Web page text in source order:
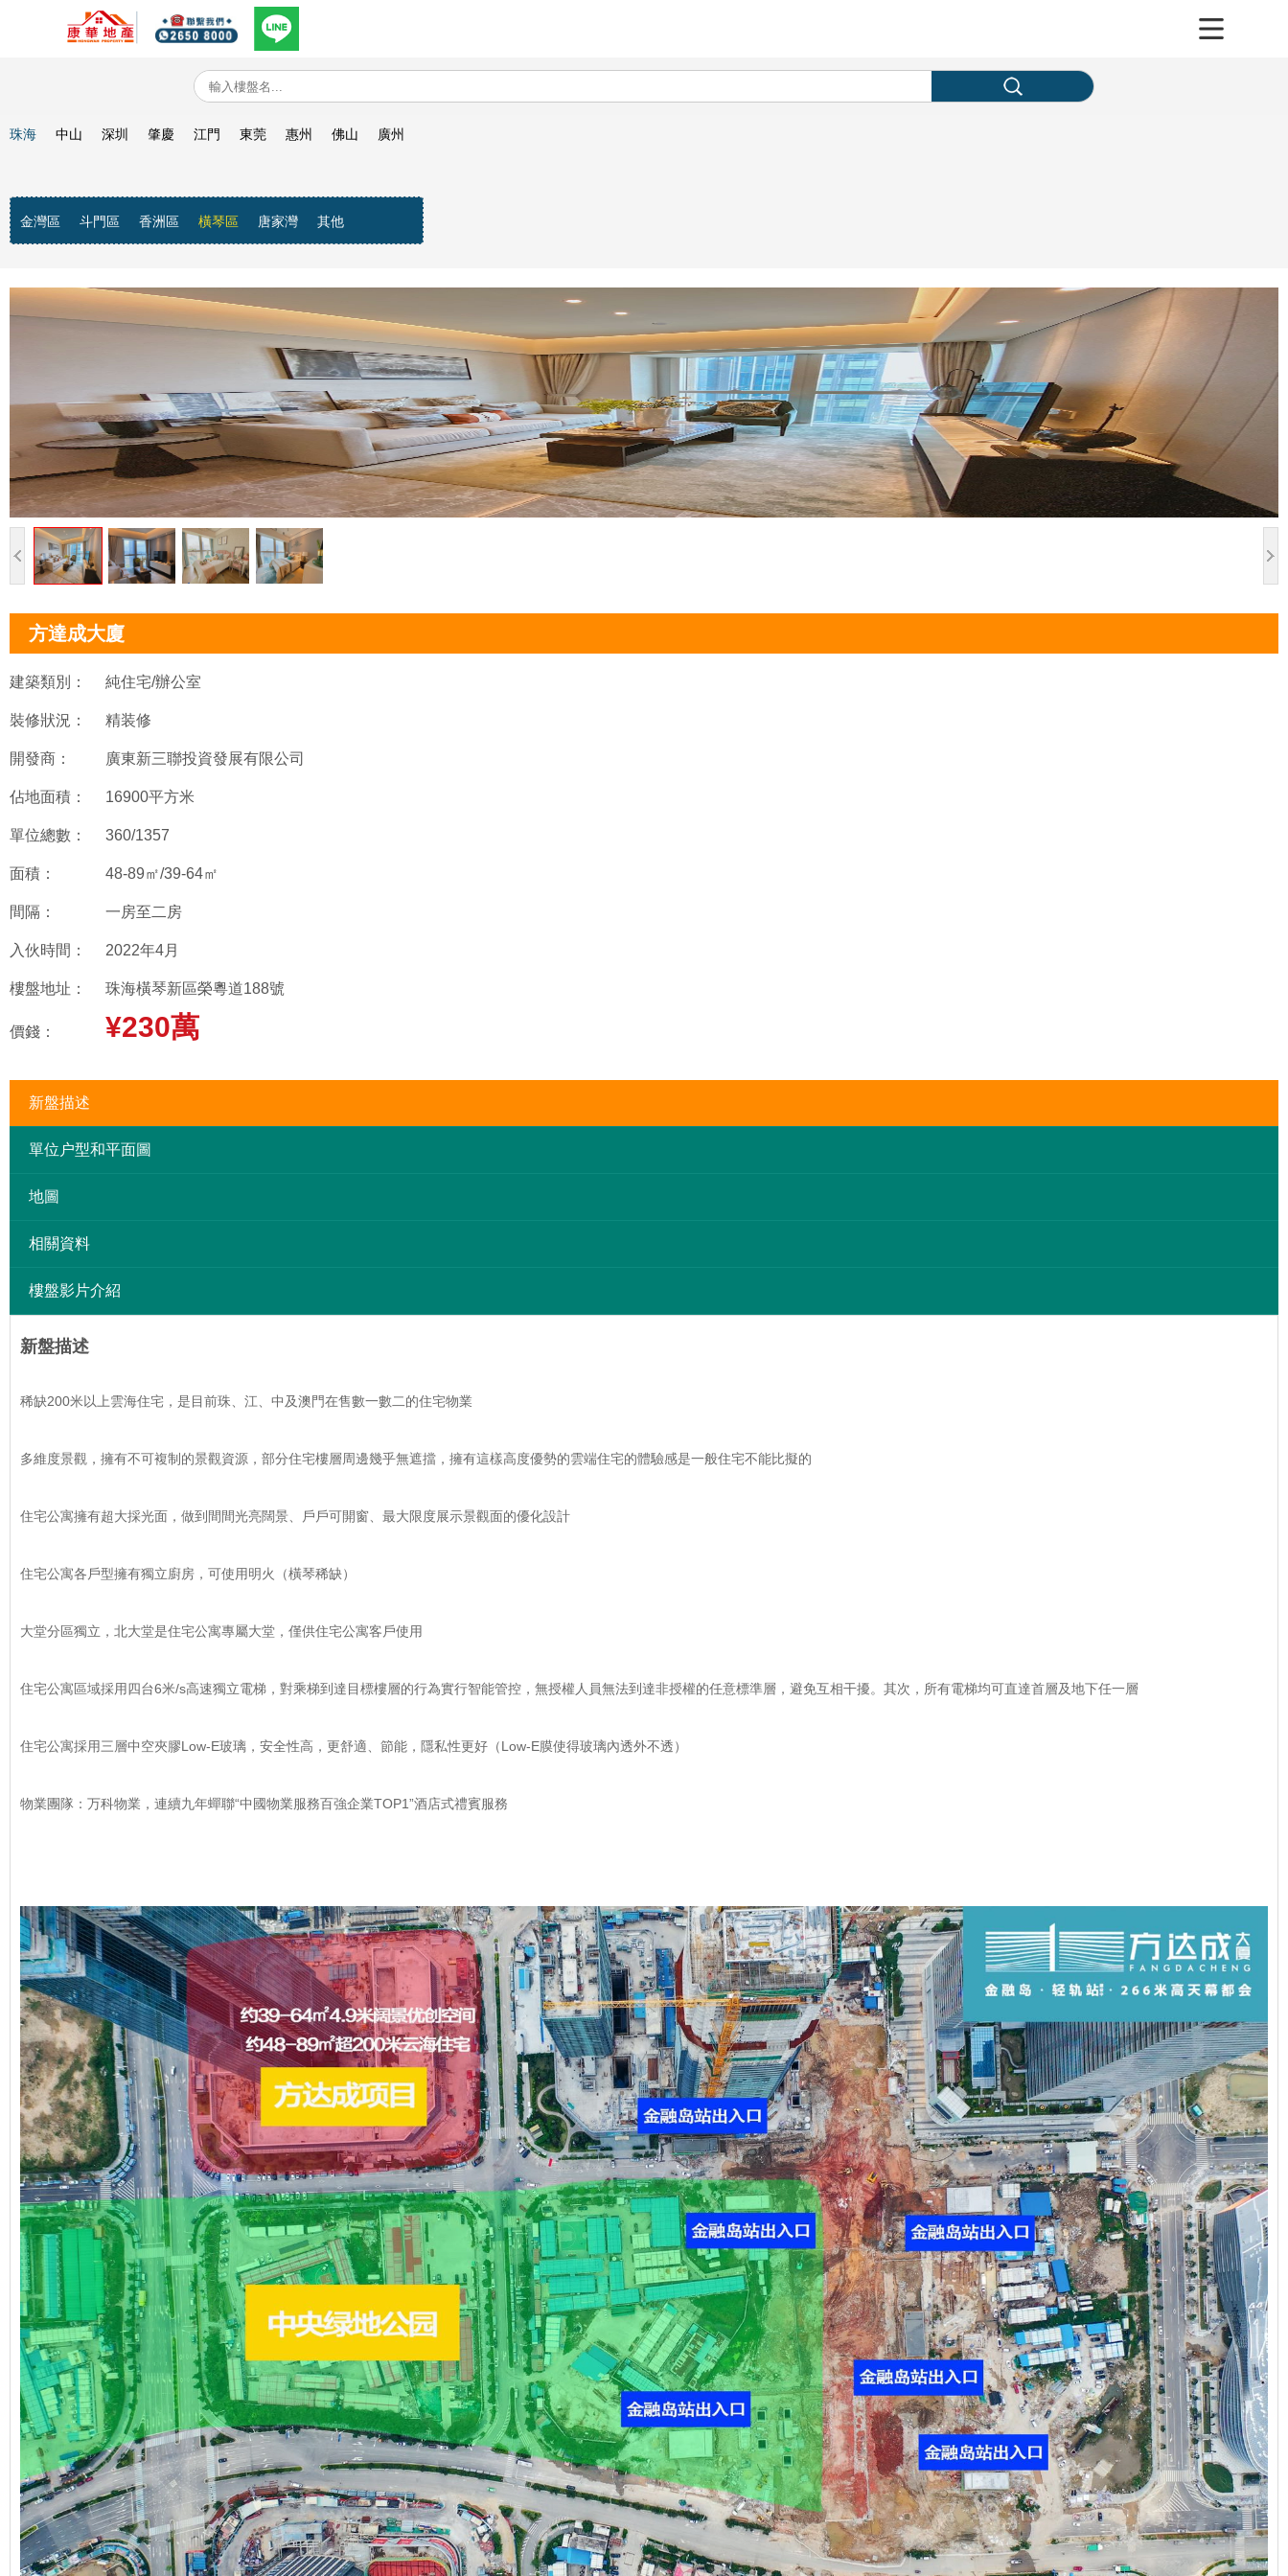
珠海
金灣區 斗門區 香洲區 橫琴區 唐家灣 其他
中山 深圳 肇慶 江門 東莞 惠州 佛山 廣州
方達成大廈
建築類別： 純住宅/辦公室
裝修狀況： 精装修
開發商： 廣東新三聯投資發展有限公司
佔地面積： 16900平方米
單位總數： 360/1357
面積： 48-89㎡/39-64㎡
間隔： 一房至二房
入伙時間： 2022年4月
樓盤地址： 珠海橫琴新區榮粵道188號
價錢： ¥230萬
新盤描述
單位户型和平面圖
地圖
相關資料
樓盤影片介紹
新盤描述
稀缺200米以上雲海住宅，是目前珠、江、中及澳門在售數一數二的住宅物業
多維度景觀，擁有不可複制的景觀資源，部分住宅樓層周邊幾乎無遮擋，擁有這樣高度優勢的雲端住宅的體驗感是一般住宅不能比擬的
住宅公寓擁有超大採光面，做到間間光亮闊景、戶戶可開窗、最大限度展示景觀面的優化設計
住宅公寓各戶型擁有獨立廚房，可使用明火（橫琴稀缺）
大堂分區獨立，北大堂是住宅公寓專屬大堂，僅供住宅公寓客戶使用
住宅公寓區域採用四台6米/s高速獨立電梯，對乘梯到達目標樓層的行為實行智能管控，無授權人員無法到達非授權的任意標準層，避免互相干擾。其次，所有電梯均可直達首層及地下任一層
住宅公寓採用三層中空夾膠Low-E玻璃，安全性高，更舒適、節能，隱私性更好（Low-E膜使得玻璃內透外不透）
物業團隊：万科物業，連續九年蟬聯“中國物業服務百強企業TOP1”酒店式禮賓服務